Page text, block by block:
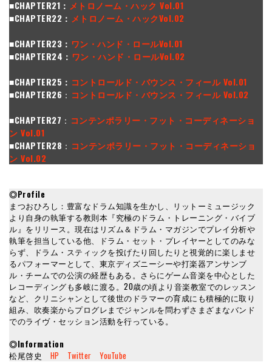
■CHAPTER21： メトロノーム・ハック Vol.01
■CHAPTER22： メトロノーム・ハックVol.02
■CHAPTER23： ワン・ハンド・ロールVol.01
■CHAPTER24： ワン・ハンド・ロールVol.02
■CHAPTER25： コントロールド・バウンス・フィール Vol.01
■CHAPTER26 ： コントロールド・バウンス・フィール Vol.02
■CHAPTER27 ： コンテンポラリー・フット・コーディネーショ
ン Vol.01
■CHAPTER28 ： コンテンポラリー・フット・コーディネーショ
ン Vol.02
◎Profile
まつおひろし：豊富なドラム知識を生かし、リットーミュージック
より自身の執筆する教則本『究極のドラム・トレーニング・バイブ
ル』をリリース。現在はリズム＆ドラム・マガジンでプレイ分析や
執筆を担当している他、ドラム・セット・プレイヤーとしてのみな
らず、ドラム・スティックを投げたり回したりと視覚的に楽しませ
るパフォーマーとして、東京ディズニーシーや打楽器アンサンブ
ル・チームでの公演の経歴もある。さらにゲーム音楽を中心とした
レコーディングも多岐に渡る。20歳の頃より音楽教室でのレッスン
など、クリニシャンとして後世のドラマーの育成にも積極的に取り
組み、吹奏楽からプログレまでジャンルを問わずさまざまなバンド
でのライヴ・セッション活動を行っている。
◎Information
松尾啓史 HP Twitter YouTube